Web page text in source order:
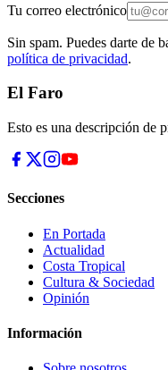
Tu correo electrónico
Sin spam. Puedes darte de
política de privacidad.
El Faro
Esto es una descripción de
Secciones
En Portada
Actualidad
Costa Tropical
Cultura & Sociedad
Opinión
Información